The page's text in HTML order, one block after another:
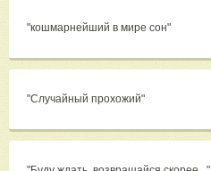
"кошмарнейший в мире сон"
"Случайный прохожий"